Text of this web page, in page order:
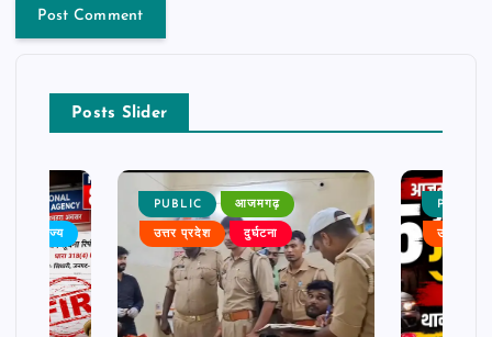
Posts Slider
राज्य
PUBLIC आजमगढ़
उत्तर प्रदेश दुर्घटना
PUBLIC
उत्तर